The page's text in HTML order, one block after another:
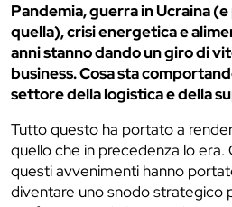
Pandemia, guerra in Ucraina
quella), crisi energetica e
anni stanno dando un giro di
business. Cosa sta
settore della logistica e della
Tutto questo ha portato a
quello che in precedenza lo
questi avvenimenti hanno
diventare uno snodo strategico